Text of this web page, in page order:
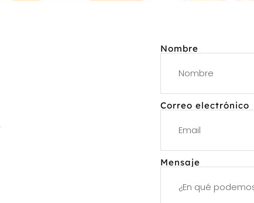
Nombre
Correo electrónico
Mensaje